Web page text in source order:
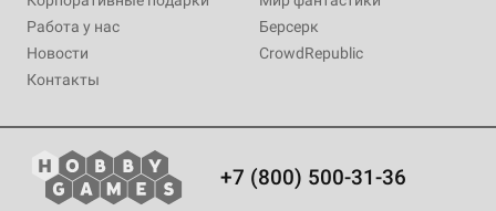
Работа у нас
Новости
Контакты
Берсерк
CrowdRepublic
+7 (800) 500-31-36